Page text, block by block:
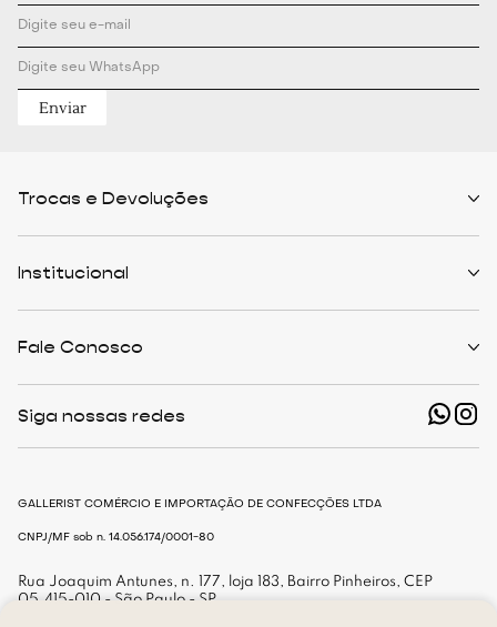
Enviar
Trocas e Devoluções
Formas de Pagamento
Cashback
Institucional
The Outlist
Nossas Lojas
Trabalhe Conosco
Fale Conosco
shop@gallerist.com.br
Siga nossas redes
GALLERIST COMÉRCIO E IMPORTAÇÃO DE CONFECÇÕES LTDA
CNPJ/MF sob n. 14.056.174/0001-80
Rua Joaquim Antunes, n. 177, loja 183, Bairro Pinheiros, CEP
05.415-010 - São Paulo - SP